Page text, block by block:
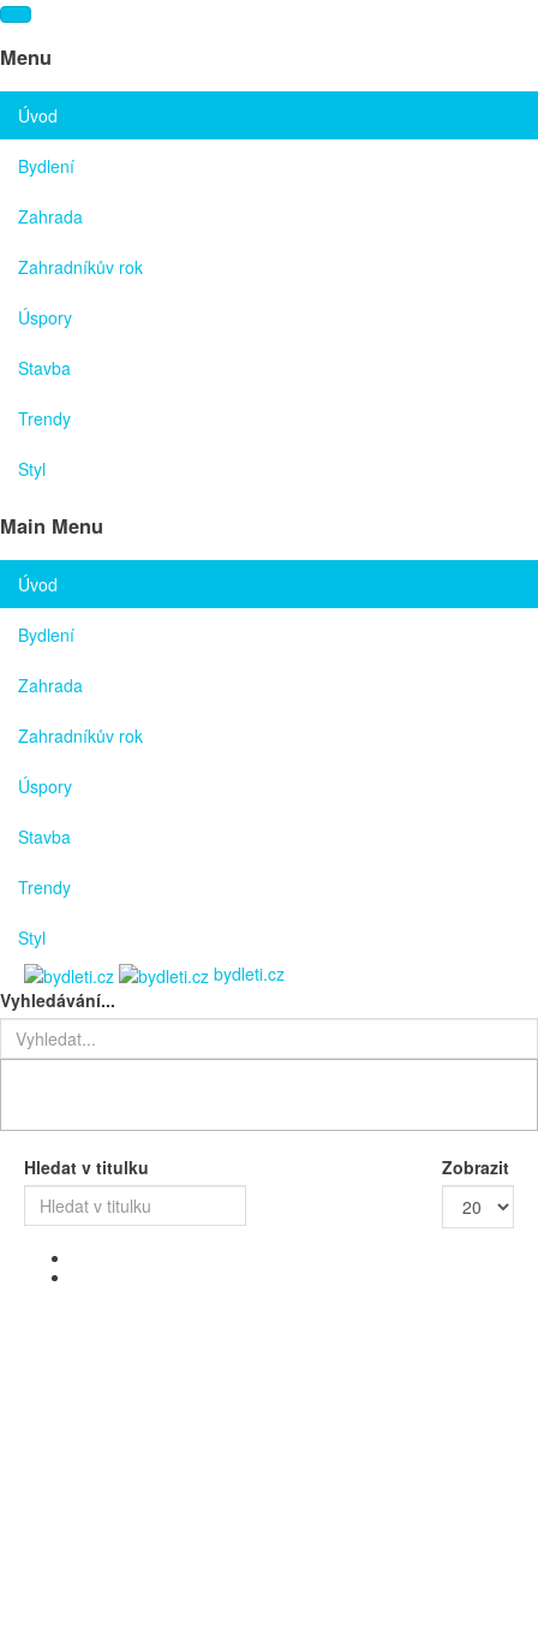
Menu
Úvod
Bydlení
Zahrada
Zahradníkův rok
Úspory
Stavba
Trendy
Styl
Main Menu
Úvod
Bydlení
Zahrada
Zahradníkův rok
Úspory
Stavba
Trendy
Styl
bydleti.cz
Vyhledávání...
Hledat v titulku Zobrazit